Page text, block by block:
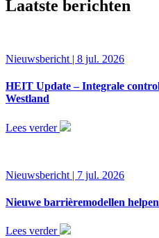
Laatste berichten
Nieuwsbericht | 8 jul. 2026
HEIT Update – Integrale
Westland
Lees verder
Nieuwsbericht | 7 jul. 2026
Nieuwe barrièremodellen
Lees verder